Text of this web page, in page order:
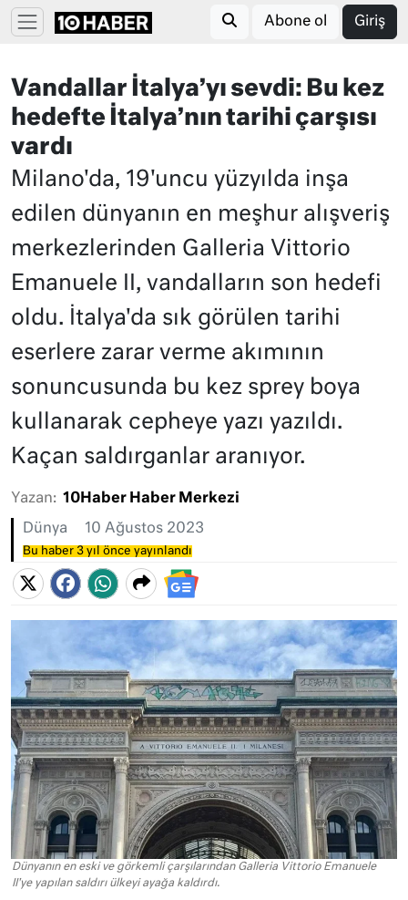
Abone ol Giriş
Vandallar İtalya’yı sevdi: Bu kez
hedefte İtalya’nın tarihi çarşısı
vardı
Milano'da, 19'uncu yüzyılda inşa
edilen dünyanın en meşhur alışveriş
merkezlerinden Galleria Vittorio
Emanuele II, vandalların son hedefi
oldu. İtalya'da sık görülen tarihi
eserlere zarar verme akımının
sonuncusunda bu kez sprey boya
kullanarak cepheye yazı yazıldı.
Kaçan saldırganlar aranıyor.
Yazan: 10Haber Haber Merkezi
Dünya 10 Ağustos 2023
Bu haber 3 yıl önce yayınlandı
Dünyanın en eski ve görkemli çarşılarından Galleria Vittorio Emanuele
II'ye yapılan saldırı ülkeyi ayağa kaldırdı.